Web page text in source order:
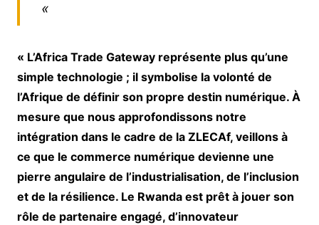
«
« L’Africa Trade Gateway représente plus qu’une
simple technologie ; il symbolise la volonté de
l’Afrique de définir son propre destin numérique. À
mesure que nous approfondissons notre
intégration dans le cadre de la ZLECAf, veillons à
ce que le commerce numérique devienne une
pierre angulaire de l’industrialisation, de l’inclusion
et de la résilience. Le Rwanda est prêt à jouer son
rôle de partenaire engagé, d’innovateur